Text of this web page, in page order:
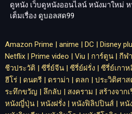
ดูหนัง เว็บดูหนังออนไลน์ หนังมาใหม่ ห
เต็มเรื่อง ดูบอลสด99
Amazon Prime | anime | DC | Disney
Netflix | Prime video | Viu | การ์ตูน | กีฬา
ชีวประวัติ | ซีรี่ย์จีน | ซีรี่ย์ฝรั่ง | ซีรี่ย์เกาห
ฮีโร่ | ดนตรี | ดราม่า | ตลก | ประวิติศาส
ระทึกขวัญ | ลึกลับ | สงคราม | สร้างจาก
หนังญี่ปุ่น | หนังฝรั่ง | หนังฟิลิปปินส์ | หนั